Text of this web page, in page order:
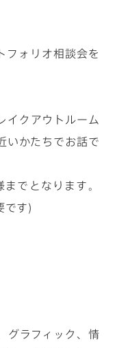
フォリオ相談会を
イクアウトルーム
いかたちでお話で
でとなります。
です)
グラフィック、情